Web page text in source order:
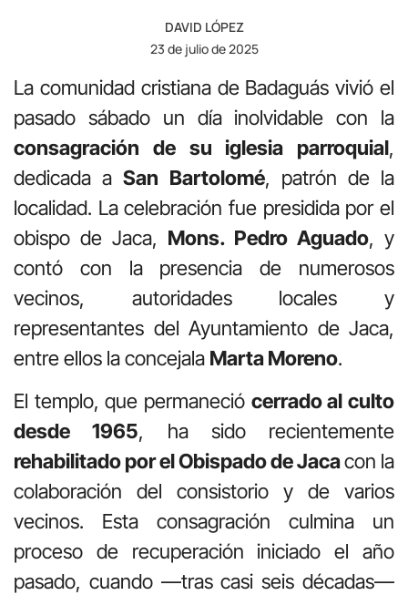
DAVID LÓPEZ
23 de julio de 2025
La comunidad cristiana de Badaguás vivió el
pasado sábado un día inolvidable con la
consagración de su iglesia parroquial,
dedicada aSan Bartolomé, patrón de la
localidad. La celebración fue presidida por el
obispo de Jaca, Mons. Pedro Aguado, y
contó con la presencia de numerosos
vecinos, autoridades locales y
representantes del Ayuntamiento de Jaca,
entre ellos la concejala Marta Moreno.
El templo, que permaneció cerrado al culto
desde 1965, ha sido recientemente
rehabilitado por el Obispado de Jacacon la
colaboración del consistorio y de varios
vecinos. Esta consagración culmina un
proceso de recuperación iniciado el año
pasado, cuando —tras casi seis décadas—